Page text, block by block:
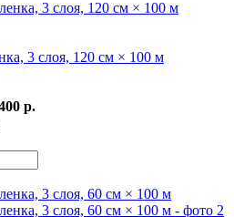
3 слоя, 120 см × 100 м
р.